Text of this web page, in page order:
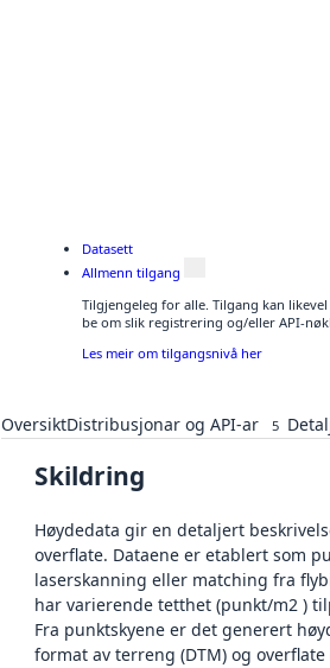
Datasett
Allmenn tilgang
Tilgjengeleg for alle. Tilgang kan
be om slik registrering og/eller API-
Les meir om tilgangsnivå her
OversiktDistribusjonar og API-ar 5
Skildring
Høydedata gir en detaljert
overflate. Dataene er etablert som
laserskanning eller matching fra
har varierende tetthet (punkt/m2 )
Fra punktskyene er det generert
format av terreng (DTM) og overflate